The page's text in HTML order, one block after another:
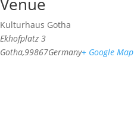
Kulturhaus Gotha
Ekhofplatz 3
Gotha,99867Germany+ Google Map